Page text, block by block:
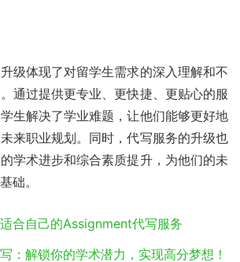
级体现了对留学生需求的深入理解和不
通过提供更专业、更快捷、更贴心的服
生解决了学业难题，让他们能够更好地
来职业规划。同时，代写服务的升级也
学术进步和综合素质提升，为他们的未
础。
合自己的Assignment代写服务
：解锁你的学术潜力，实现高分梦想！